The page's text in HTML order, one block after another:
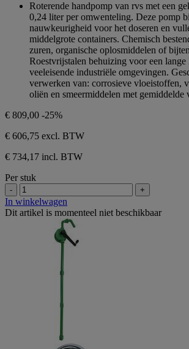
sterren.
Roterende handpomp van rvs met een
0,24 liter per omwenteling. Deze pomp
nauwkeurigheid voor het doseren en
middelgrote containers. Chemisch
zuren, organische oplosmiddelen of
Roestvrijstalen behuizing voor een lange
veeleisende industriële omgevingen.
verwerken van: corrosieve vloeistoffen,
oliën en smeermiddelen met gemiddelde
€ 809,00 -25%
€ 606,75 excl. BTW
€ 734,17 incl. BTW
Per stuk
- +
In winkelwagen
Dit artikel is momenteel niet beschikbaar